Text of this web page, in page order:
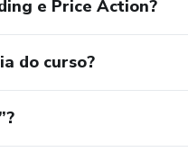
e Price Action?
do curso?